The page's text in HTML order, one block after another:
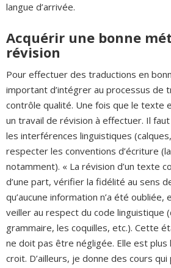
langue d’arrivée.
Acquérir une bonne
révision
Pour effectuer des traductions en
important d’intégrer au processus de
contrôle qualité. Une fois que le
un travail de révision à effectuer. Il
les interférences linguistiques
respecter les conventions d’écriture
notamment). « La révision d’un texte
d’une part, vérifier la fidélité au sens
qu’aucune information n’a été
veiller au respect du code linguistique
grammaire, les coquilles, etc.). Cette
ne doit pas être négligée. Elle est plus
croit. D’ailleurs, je donne des cours